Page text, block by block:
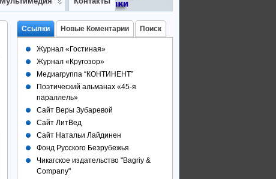
Ссылки Новые Коментарии Поиск
Журнал «Гостиная»
Журнал «Кругозор»
Медиагруппа “КОНТИНЕНТ”
Поэтический альманах «45-я
параллель»
Сайт Веры Зубаревой
Сайт ЛитВед
Сайт Натальи Лайдинен
Фонд Русского Безрубежья
Чикагское издательство "Bagriy &
Company"